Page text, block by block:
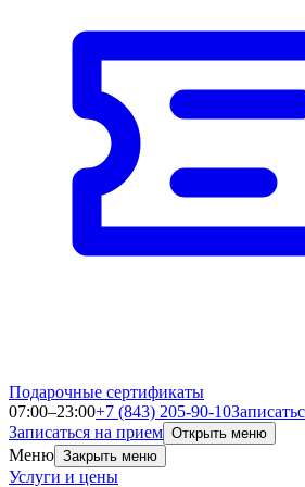
Подарочные сертификаты
07:00–23:00+7 (843) 205-90-10
Записаться на прием Открыть меню
Меню Закрыть меню
Услуги и цены